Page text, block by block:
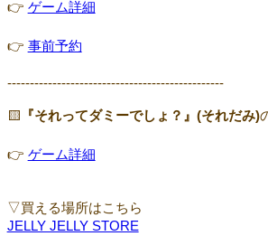
👉 ゲーム詳細
👉 事前予約
------------------------------------------------
🟨 『それってダミーでしょ？』(それだみ)
👉 ゲーム詳細
▽買える場所はこちら
JELLY JELLY STORE